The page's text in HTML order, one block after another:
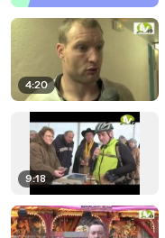
4:20
9:18